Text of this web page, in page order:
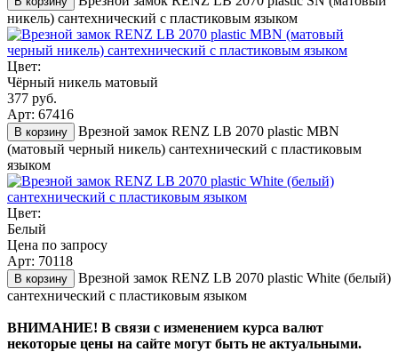
никель) сантехнический с пластиковым языком
Цвет:
Чёрный никель матовый
377 руб.
Арт: 67416
В корзину
Врезной замок RENZ LB 2070 plastic MBN
(матовый черный никель) сантехнический с пластиковым
языком
Цвет:
Белый
Цена по запросу
Арт: 70118
В корзину
Врезной замок RENZ LB 2070 plastic White (белый)
сантехнический с пластиковым языком
ВНИМАНИЕ! В связи с изменением курса валют
некоторые цены на сайте могут быть не актуальными.